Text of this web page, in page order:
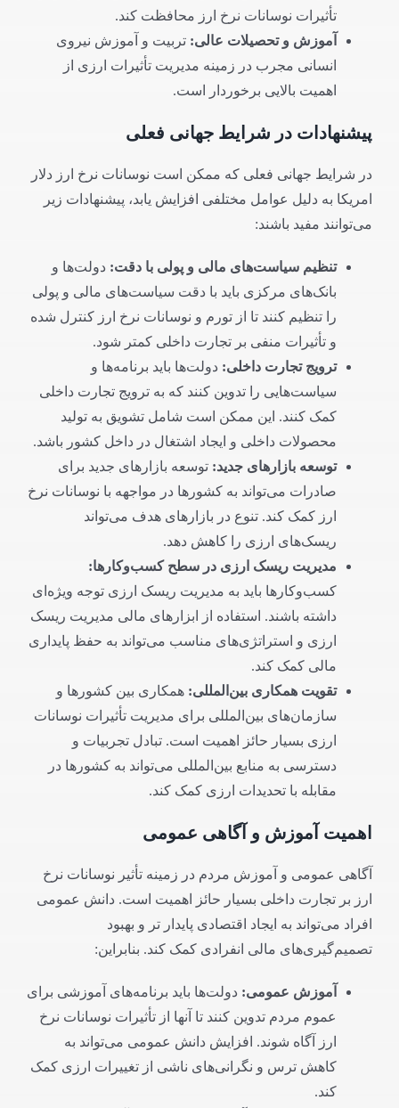
تأثیرات نوسانات نرخ ارز محافظت کند.
آموزش و تحصیلات عالی: تربیت و آموزش نیروی
انسانی مجرب در زمینه مدیریت تأثیرات ارزی از
اهمیت بالایی برخوردار است.
پیشنهادات در شرایط جهانی فعلی
در شرایط جهانی فعلی که ممکن است نوسانات نرخ ارز دلار
امریکا به دلیل عوامل مختلفی افزایش یابد، پیشنهادات زیر
می‌توانند مفید باشند:
تنظیم سیاست‌های مالی و پولی با دقت: دولت‌ها و
بانک‌های مرکزی باید با دقت سیاست‌های مالی و پولی
را تنظیم کنند تا از تورم و نوسانات نرخ ارز کنترل شده
و تأثیرات منفی بر تجارت داخلی کمتر شود.
ترویج تجارت داخلی: دولت‌ها باید برنامه‌ها و
سیاست‌هایی را تدوین کنند که به ترویج تجارت داخلی
کمک کنند. این ممکن است شامل تشویق به تولید
محصولات داخلی و ایجاد اشتغال در داخل کشور باشد.
توسعه بازارهای جدید: توسعه بازارهای جدید برای
صادرات می‌تواند به کشورها در مواجهه با نوسانات نرخ
ارز کمک کند. تنوع در بازارهای هدف می‌تواند
ریسک‌های ارزی را کاهش دهد.
مدیریت ریسک ارزی در سطح کسب‌وکارها:
کسب‌وکارها باید به مدیریت ریسک ارزی توجه ویژه‌ای
داشته باشند. استفاده از ابزارهای مالی مدیریت ریسک
ارزی و استراتژی‌های مناسب می‌تواند به حفظ پایداری
مالی کمک کند.
تقویت همکاری بین‌المللی: همکاری بین کشورها و
سازمان‌های بین‌المللی برای مدیریت تأثیرات نوسانات
ارزی بسیار حائز اهمیت است. تبادل تجربیات و
دسترسی به منابع بین‌المللی می‌تواند به کشورها در
مقابله با تحدیدات ارزی کمک کند.
اهمیت آموزش و آگاهی عمومی
آگاهی عمومی و آموزش مردم در زمینه تأثیر نوسانات نرخ
ارز بر تجارت داخلی بسیار حائز اهمیت است. دانش عمومی
افراد می‌تواند به ایجاد اقتصادی پایدار تر و بهبود
تصمیم‌گیری‌های مالی انفرادی کمک کند. بنابراین:
آموزش عمومی: دولت‌ها باید برنامه‌های آموزشی برای
عموم مردم تدوین کنند تا آنها از تأثیرات نوسانات نرخ
ارز آگاه شوند. افزایش دانش عمومی می‌تواند به
کاهش ترس و نگرانی‌های ناشی از تغییرات ارزی کمک
کند.